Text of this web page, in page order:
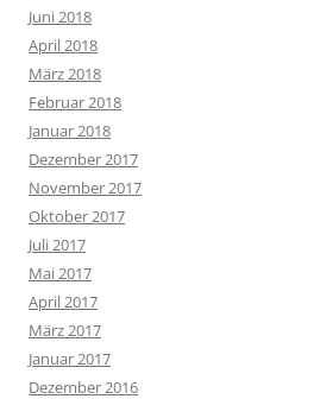
Juni 2018
April 2018
März 2018
Februar 2018
Januar 2018
Dezember 2017
November 2017
Oktober 2017
Juli 2017
Mai 2017
April 2017
März 2017
Januar 2017
Dezember 2016